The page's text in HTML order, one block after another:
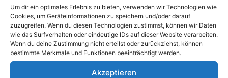
Linux Pro-Tipp: Die magische
Rückwärtssuche in der…
Zwischenablage auf Steroiden: Wie du
deine…
Um dir ein optimales Erlebnis zu bieten, verwenden wir Technologien wie
Cookies, um Geräteinformationen zu speichern und/oder darauf
zuzugreifen. Wenn du diesen Technologien zustimmst, können wir Daten
wie das Surfverhalten oder eindeutige IDs auf dieser Website verarbeiten.
Wenn du deine Zustimmung nicht erteilst oder zurückziehst, können
bestimmte Merkmale und Funktionen beeinträchtigt werden.
Akzeptieren